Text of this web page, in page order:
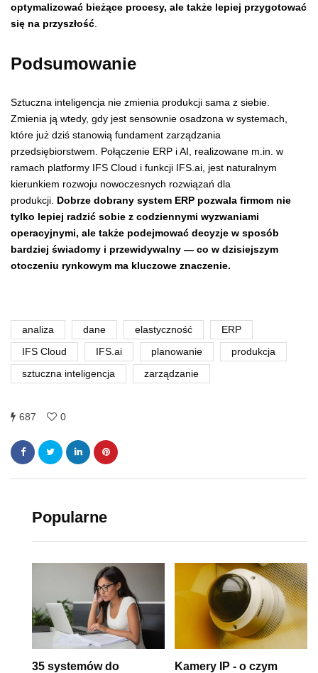
optymalizować bieżące procesy, ale także lepiej przygotować
się na przyszłość
Podsumowanie
Sztuczna inteligencja nie zmienia produkcji sama z siebie.
Zmienia ją wtedy, gdy jest sensownie osadzona w systemach,
które już dziś stanowią fundament zarządzania
przedsiębiorstwem. Połączenie ERP i AI, realizowane m.in. w
ramach platformy IFS Cloud i funkcji IFS.ai, jest naturalnym
kierunkiem rozwoju nowoczesnych rozwiązań dla
produkcji. Dobrze dobrany system ERP pozwala firmom nie
tylko lepiej radzić sobie z codziennymi wyzwaniami
operacyjnymi, ale także podejmować decyzje w sposób
bardziej świadomy i przewidywalny — co w dzisiejszym
otoczeniu rynkowym ma kluczowe znaczenie.
analiza dane elastyczność ERP
IFS Cloud IFS.ai planowanie produkcja
sztuczna inteligencja zarządzanie
687 0
Popularne
35 systemów do
Kamery IP - o czym